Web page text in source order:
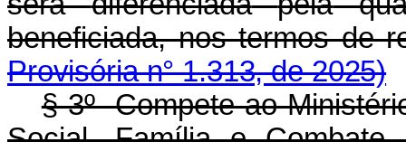
beneficiada, nos termos de
Provisória n° 1.313, de 2025)
§ 3º Compete ao